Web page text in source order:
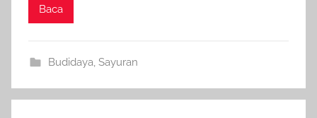
Baca
Budidaya, Sayuran